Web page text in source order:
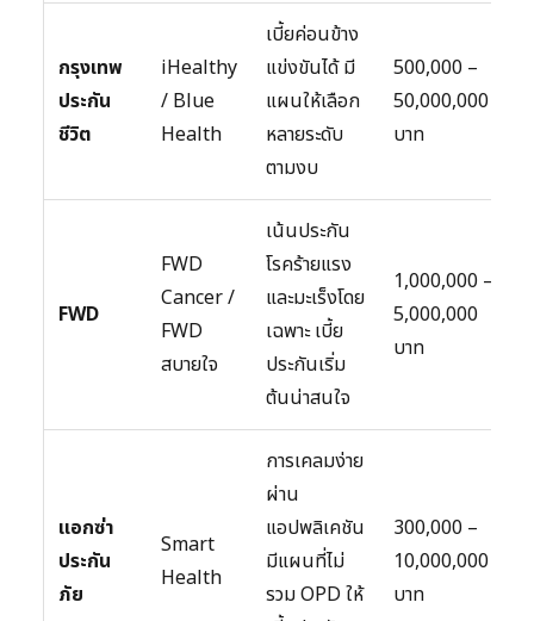
กรุงเทพ
ประกัน
ชีวิต
iHealthy
/ Blue
Health
เบี้ยค่อนข้าง
แข่งขันได้ มี
แผนให้เลือก
หลายระดับ
ตามงบ
500,000 –
50,000,000
บาท
FWD
FWD
Cancer /
FWD
สบายใจ
เน้นประกัน
โรคร้ายแรง
และมะเร็งโดย
เฉพาะ เบี้ย
ประกันเริ่ม
ต้นน่าสนใจ
1,000,000 –
5,000,000
บาท
แอกซ่า
ประกัน
ภัย
Smart
Health
การเคลมง่าย
ผ่าน
แอปพลิเคชัน
มีแผนที่ไม่
รวม OPD ให้
300,000 –
10,000,000
บาท